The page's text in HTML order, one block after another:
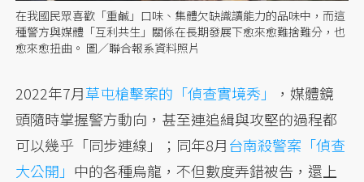
在我國民眾喜歡「重鹹」口味、集體欠缺識讀能力的品味中，而這
種警方與媒體「互利共生」關係在長期發展下愈來愈難捨難分，也
愈來愈扭曲。 圖／聯合報系資料照片
2022年7月草屯槍擊案的「偵查實境秀」
，媒體鏡
頭隨時掌握警方動向，甚至連追緝與攻堅的過程都
可以幾乎「同步連線」；同年8月台南殺警案「偵查
大公開」 中的各種烏龍，不但數度弄錯被告，還上